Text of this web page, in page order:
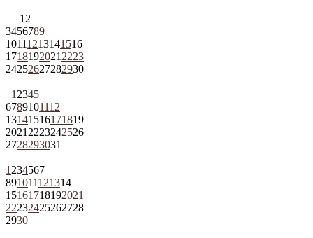
1 2
3456789
10111213141516
1718192021 2223
24252627282930
1 2345
6789101112
13141516171819
2021 2223242526
2728293031
1 234567
891011121314
15161718192021
22232425262728
2930